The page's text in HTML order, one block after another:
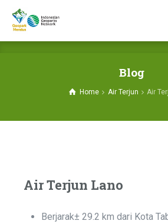
Blog
Home Air Terjun Air
Air Terjun Lano
Berjarak± 29.2 km dari Kota